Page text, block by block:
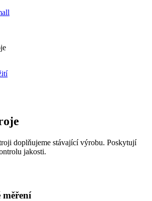
doplňujeme stávající výrobu. Poskytují
jakosti.
měření